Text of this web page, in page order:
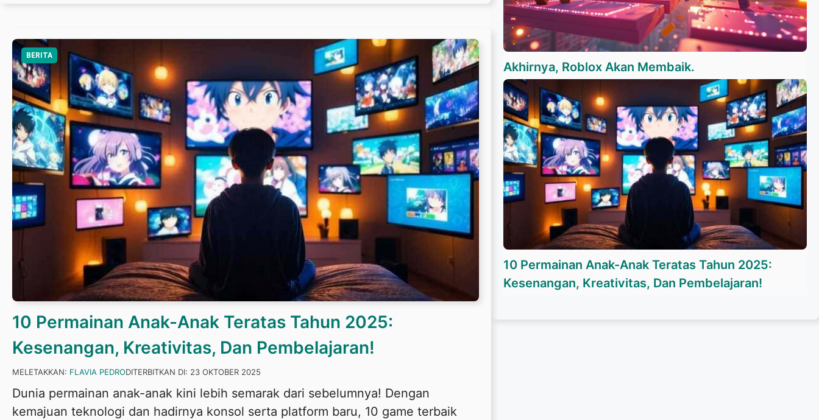
BERITA
10 Permainan Anak-Anak Teratas Tahun 2025:
Kesenangan, Kreativitas, Dan Pembelajaran!
MELETAKKAN: FLAVIA PEDRODITERBITKAN DI: 23 OKTOBER 2025
Dunia permainan anak-anak kini lebih semarak dari sebelumnya! Dengan
kemajuan teknologi dan hadirnya konsol serta platform baru, 10 game terbaik
Akhirnya, Roblox Akan Membaik.
10 Permainan Anak-Anak Teratas Tahun 2025:
Kesenangan, Kreativitas, Dan Pembelajaran!